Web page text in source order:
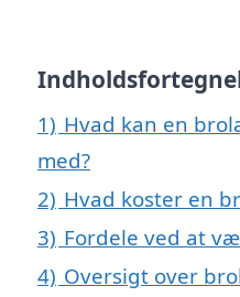
1) Hvad kan en
med?
2) Hvad koster en
3) Fordele ved at
4) Oversigt over